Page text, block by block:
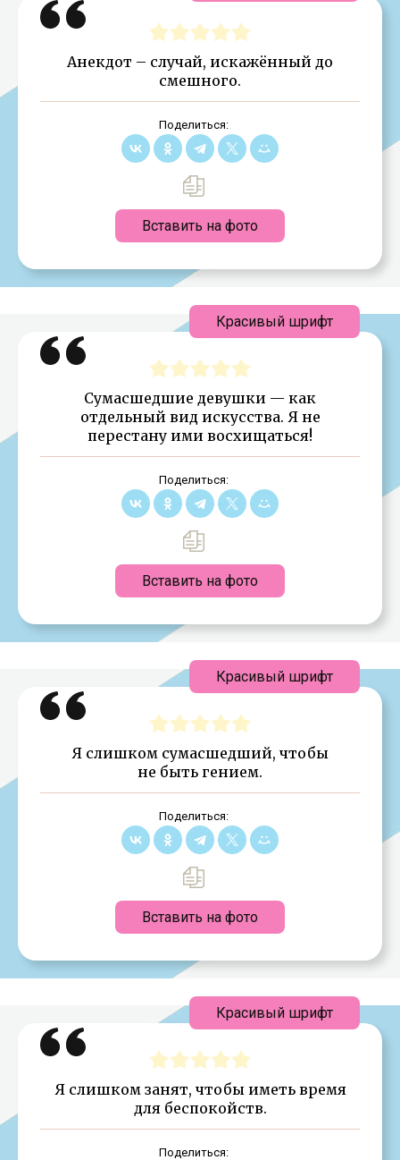
Анекдот – случай, искажённый до
смешного.
Поделиться:
Вставить на фото
Сумасшедшие девушки — как
отдельный вид искусства. Я не
перестану ими восхищаться!
Поделиться:
Вставить на фото
Красивый шрифт
Я слишком сумасшедший, чтобы
не быть гением.
Поделиться:
Вставить на фото
Красивый шрифт
Я слишком занят, чтобы иметь время
для беспокойств.
Поделиться:
Красивый шрифт